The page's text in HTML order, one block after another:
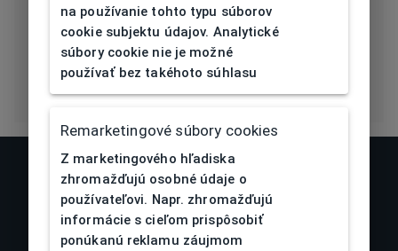
Eco Friendly Nie
na používanie tohto typu súborov
cookie subjektu údajov. Analytické
súbory cookie nie je možné
používať bez takéhoto súhlasu
Remarketingové súbory cookies
Z marketingového hľadiska
zhromažďujú osobné údaje o
používateľovi. Napr. zhromažďujú
informácie s cieľom prispôsobiť
ponúkanú reklamu záujmom